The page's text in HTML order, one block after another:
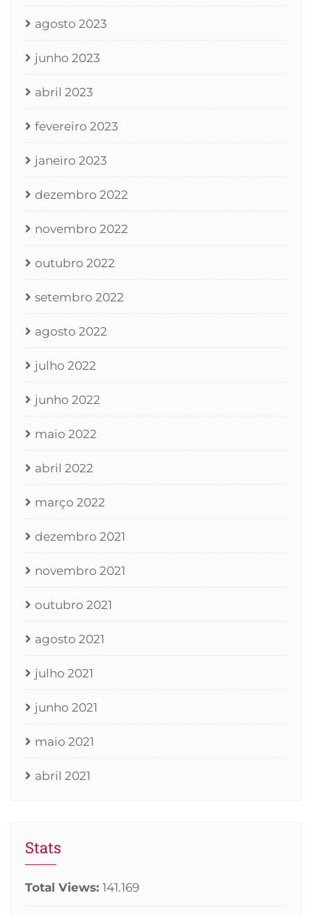
agosto 2023
junho 2023
abril 2023
fevereiro 2023
janeiro 2023
dezembro 2022
novembro 2022
outubro 2022
setembro 2022
agosto 2022
julho 2022
junho 2022
maio 2022
abril 2022
março 2022
dezembro 2021
novembro 2021
outubro 2021
agosto 2021
julho 2021
junho 2021
maio 2021
abril 2021
Stats
Total Views: 141.169